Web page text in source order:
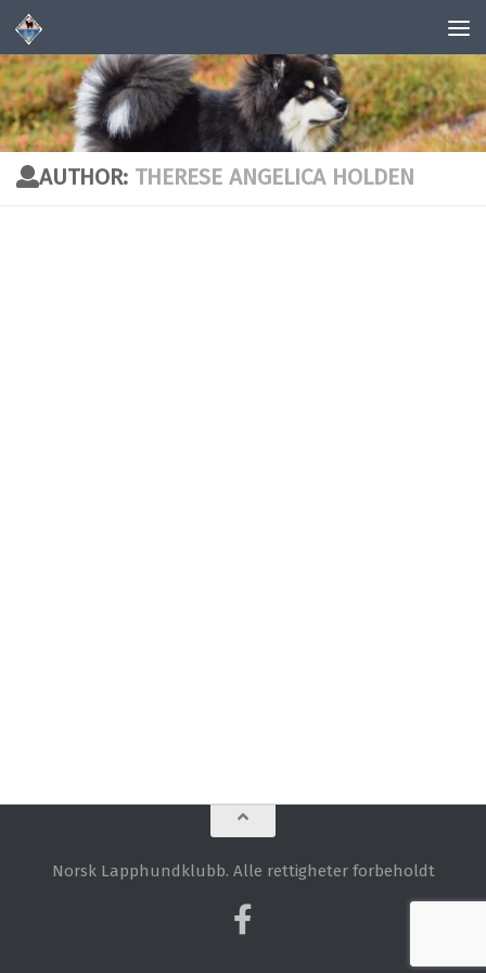
Skip to content
AUTHOR: THERESE ANGELICA HOLDEN
Norsk Lapphundklubb. Alle rettigheter forbeholdt